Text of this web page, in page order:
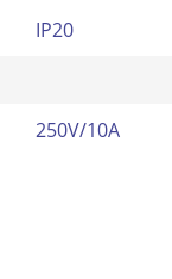
IP20
250V/10A